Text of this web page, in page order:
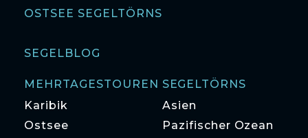
OSTSEE SEGELTÖRNS
SEGELBLOG
MEHRTAGESTOUREN SEGELTÖRNS
Karibik
Ostsee
Asien
Pazifischer Ozean